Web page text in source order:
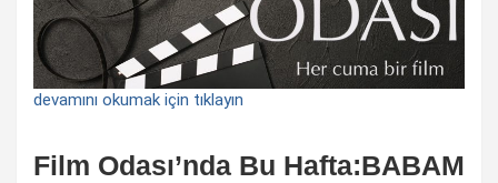
devamını okumak için tıklayın
Film Odası’nda Bu Hafta:BABAM